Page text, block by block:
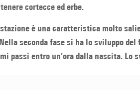
cortecce ed erbe.
è una caratteristica molto
seconda fase si ha lo sviluppo
passi entro un’ora dalla nascita. Lo